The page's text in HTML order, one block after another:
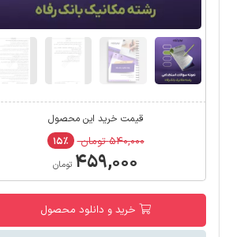
قیمت خرید این محصول
۵۴۰,۰۰۰ تومان ۱۵٪
۴۵۹,۰۰۰ تومان
خرید و دانلود محصول